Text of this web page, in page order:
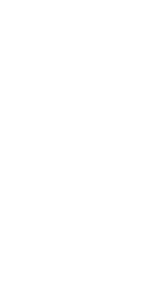
ットワークなどを
ージJBLのスピーカ